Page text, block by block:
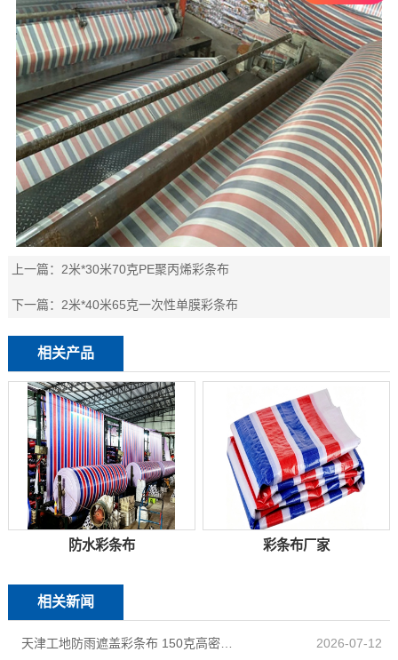
上一篇： 2米*30米70克PE聚丙烯彩条布
下一篇： 2米*40米65克一次性单膜彩条布
相关产品
防水彩条布 彩条布厂家
相关新闻
天津工地防雨遮盖彩条布 150克高密度 基建施工防尘防水
2026-07-12